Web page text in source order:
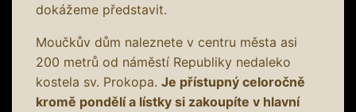
dokážeme představit.
Moučkův dům naleznete v centru města asi
200 metrů od náměstí Republiky nedaleko
kostela sv. Prokopa. Je přístupný celoročně
kromě pondělí a lístky si zakoupíte v hlavní